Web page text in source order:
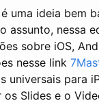
uma ideia bem
assunto, nessa
sobre iOS,
nesse link
para
Slides e o